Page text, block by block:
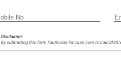
Disclaimer:
By submitting this form I authorize Fincash.com to call/